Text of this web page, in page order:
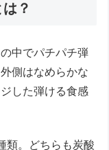
？
中でパチパチ弾
側はなめらかな
した弾ける食感
類。どちらも炭酸